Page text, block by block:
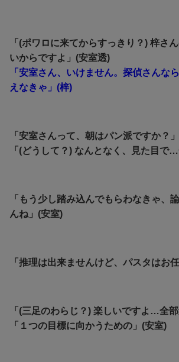
「(ポワロに来てからすっきり？) 梓さ
いからですよ」(安室透)
「安室さん、いけません。探偵さんな
えなきゃ」(梓)
「安室さんって、朝はパン派ですか？」
「(どうして？) なんとなく、見た目
「もう少し踏み込んでもらわなきゃ、
んね」(安室)
「推理は出来ませんけど、パスタはお
「(三足のわらじ？) 楽しいですよ…全部
「１つの目標に向かうための」(安室)